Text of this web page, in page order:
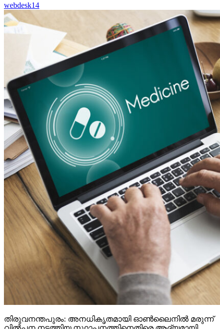
webdesk14
തിരുവനന്തപുരം: അനധികൃതമായി ഓണ്‍ലൈനില്‍ മരുന്ന്